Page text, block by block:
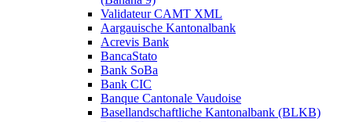
Validateur CAMT XML
Aargauische Kantonalbank
Acrevis Bank
BancaStato
Bank SoBa
Bank CIC
Banque Cantonale Vaudoise
Basellandschaftliche Kantonalbank (BLKB)